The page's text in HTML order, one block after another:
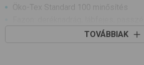
Öko-Tex Standard 100 minősítés
Kiszerelés: 2 db/csomagTOVÁBBIAK